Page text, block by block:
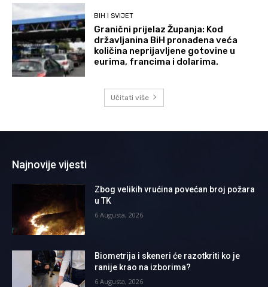
BIH I SVIJET
Granični prijelaz Županja: Kod
državljanina BiH pronađena veća
količina neprijavljene gotovine u
eurima, francima i dolarima.
Učitati više
Najnovije vijesti
Zbog velikih vrućina povećan broj požara
u TK
6 Augusta, 2026
Biometrija i skeneri će razotkriti ko je
ranije krao na izborima?
6 Augusta, 2026